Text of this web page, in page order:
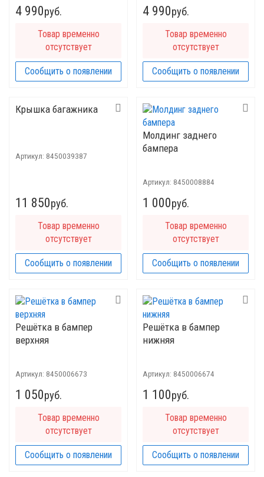
4 990руб.
Товар временно
отсутствует
Сообщить о появлении
4 990руб.
Товар временно
отсутствует
Сообщить о появлении
Крышка багажника
Артикул: 8450039387
11 850руб.
Товар временно
отсутствует
Сообщить о появлении
Молдинг заднего
бампера
Артикул: 8450008884
1 000руб.
Товар временно
отсутствует
Сообщить о появлении
Решётка в бампер
верхняя
Артикул: 8450006673
1 050руб.
Товар временно
отсутствует
Сообщить о появлении
Решётка в бампер
нижняя
Артикул: 8450006674
1 100руб.
Товар временно
отсутствует
Сообщить о появлении